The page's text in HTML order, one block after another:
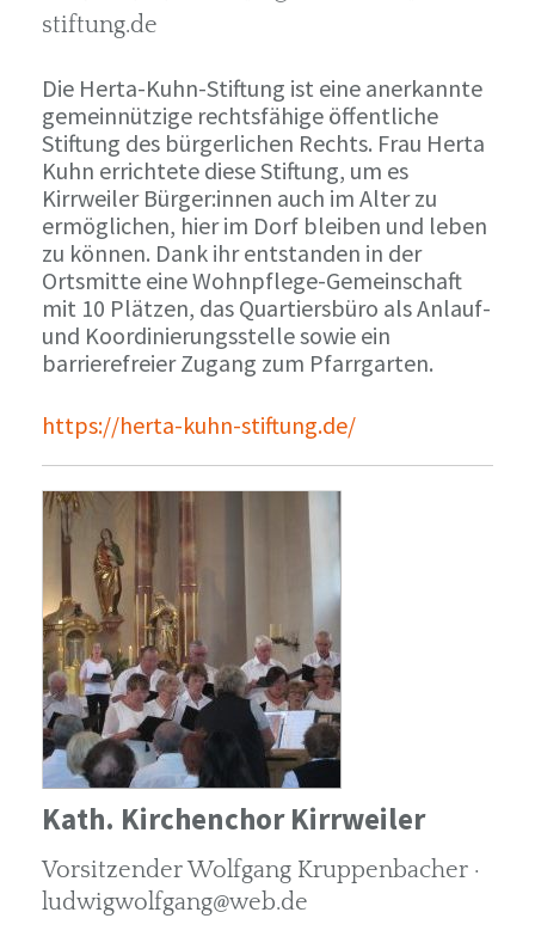
stiftung.de
Die Herta-Kuhn-Stiftung ist eine anerkannte
gemeinnützige rechtsfähige öffentliche
Stiftung des bürgerlichen Rechts. Frau Herta
Kuhn errichtete diese Stiftung, um es
Kirrweiler Bürger:innen auch im Alter zu
ermöglichen, hier im Dorf bleiben und leben
zu können. Dank ihr entstanden in der
Ortsmitte eine Wohnpflege-Gemeinschaft
mit 10 Plätzen, das Quartiersbüro als Anlauf-
und Koordinierungsstelle sowie ein
barrierefreier Zugang zum Pfarrgarten.
https://herta-kuhn-stiftung.de/
Kath. Kirchenchor Kirrweiler
Vorsitzender Wolfgang Kruppenbacher ·
ludwigwolfgang@web.de